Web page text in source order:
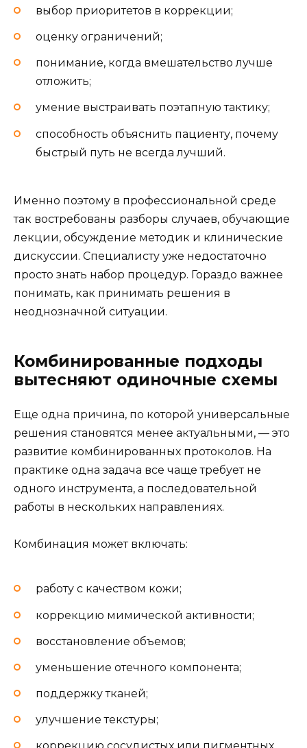
выбор приоритетов в коррекции;
оценку ограничений;
понимание, когда вмешательство лучше
отложить;
умение выстраивать поэтапную тактику;
способность объяснить пациенту, почему
быстрый путь не всегда лучший.
Именно поэтому в профессиональной среде
так востребованы разборы случаев, обучающие
лекции, обсуждение методик и клинические
дискуссии. Специалисту уже недостаточно
просто знать набор процедур. Гораздо важнее
понимать, как принимать решения в
неоднозначной ситуации.
Комбинированные подходы
вытесняют одиночные схемы
Еще одна причина, по которой универсальные
решения становятся менее актуальными, — это
развитие комбинированных протоколов. На
практике одна задача все чаще требует не
одного инструмента, а последовательной
работы в нескольких направлениях.
Комбинация может включать:
работу с качеством кожи;
коррекцию мимической активности;
восстановление объемов;
уменьшение отечного компонента;
поддержку тканей;
улучшение текстуры;